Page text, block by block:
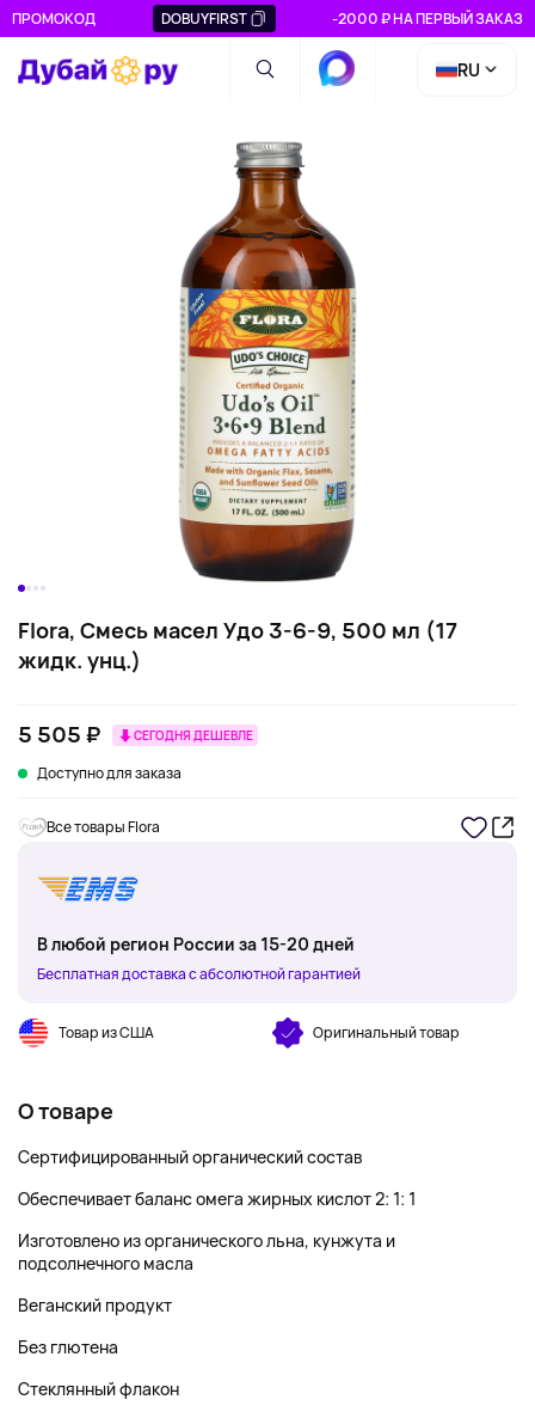
ПРОМОКОД DOBUYFIRST -2000 ₽ НА ПЕРВЫЙ ЗАКАЗ
RU
Flora, Смесь масел Удо 3-6-9, 500 мл (17
жидк. унц.)
5 505 ₽ СЕГОДНЯ ДЕШЕВЛЕ
Доступно для заказа
Все товары Flora
В любой регион России за 15-20 дней
Бесплатная доставка с абсолютной гарантией
Товар из США Оригинальный товар
О товаре
Сертифицированный органический состав
Обеспечивает баланс омега жирных кислот 2: 1: 1
Изготовлено из органического льна, кунжута и
подсолнечного масла
Веганский продукт
Без глютена
Стеклянный флакон